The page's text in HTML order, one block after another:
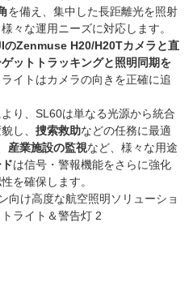
を備え、集中した長距離光を照射
々な運用ニーズに対応します。
のZenmuse H20/H20Tカメラと直
ットトラッキングと照明同期を
イトはカメラの向きを正確に追
り、SL60は単なる光源から統合
し、 捜索救助などの任務に最適
産業施設の監視など、様々な用途
は信号・警報機能をさらに強化
を確保します。